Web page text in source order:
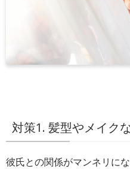
対策1. 髪型やメイク
彼氏との関係がマンネリに